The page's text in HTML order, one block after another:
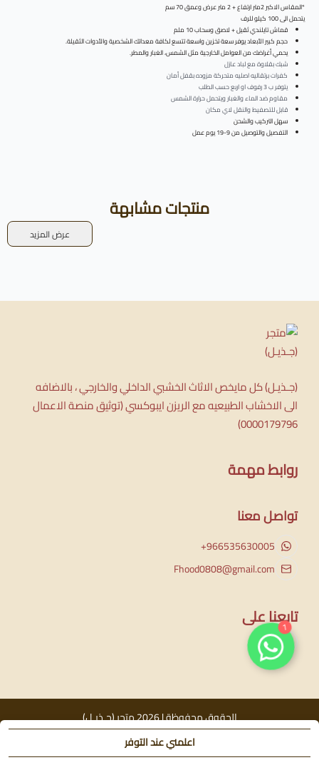
اعلمني عند التوفر
*المقاس الاكبر 2متر ارتفاع + 2 متر عرض وعمق 70 سم
يتحمل الى 100 كيلو للرف
قماش تايلندي ثقيل + لاصق وسحاب 10 ملم
حجم كبير الأبعاد يوفر سعة تخزين واسعة تتسع لكافة معداتك الشخصية والأدوات الثقيلة.
يحمي أغراضك من العوامل الخارجية مثل الشمس، الغبار والمطر.
شبك بقلاوة مع لباد عازل
كفرات برتقاليه اصليه متحركة مزوده بقفل أمان
يتوفر ب 3 رفوف او اربع حسب الطلب
مقاوم ضد الماء والغبار ويتحمل حرارة الشمس
قابل للتصفيط والنقل لاي مكان
سهل التركيب والشحن
التفصيل والتوصيل من 9-19 يوم عمل
منتجات مشابهة
عرض المزيد
(جـذيـل) كل مايخص الاثاث الخشبي الداخلي والخارجي ، بالاضافه
الى الاخشاب الطبيعيه مع الريزن ايبوكسي (توثيق منصة الاعمال
0000179796)
روابط مهمة
تواصل معنا
+966535630005
Fhood0808@gmail.com
تابعنا على
الحقوق محفوظة | 2026 متجر (جـذيـل)
1